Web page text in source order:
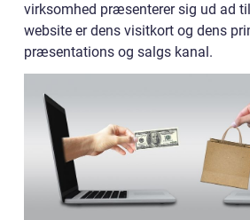
virksomhed præsenterer sig ud ad
website er dens visitkort og dens
præsentations og salgs kanal.